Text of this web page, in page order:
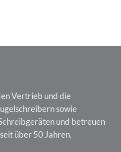
Vertrieb und die
sowie
und betreuen
über 50 Jahren.